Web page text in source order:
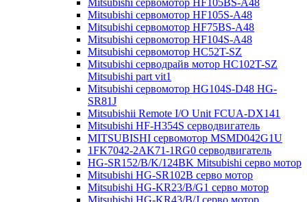
Mitsubishi сервомотор HF105BS-A48
Mitsubishi сервомотор HF105S-A48
Mitsubishi сервомотор HF75BS-A48
Mitsubishi сервомотор HF104S-A48
Mitsubishi сервомотор HC52T-SZ
Mitsubishi серводрайв мотор HC102T-SZ
Mitsubishi part vit1
Mitsubishi сервомотор HG104S-D48 HG-
SR81J
Mitsubishii Remote I/O Unit FCUA-DX141
Mitsubishi HF-H354S серводвигатель
MITSUBISHI сервомотор MSMD042G1U
1FK7042-2AK71-1RG0 серводвигатель
HG-SR152/B/K/124BK Mitsubishi серво мотор
Mitsubishi HG-SR102B серво мотор
Mitsubishi HG-KR23/B/G1 серво мотор
Mitsubishi HG-KR43/B/J серво мотор